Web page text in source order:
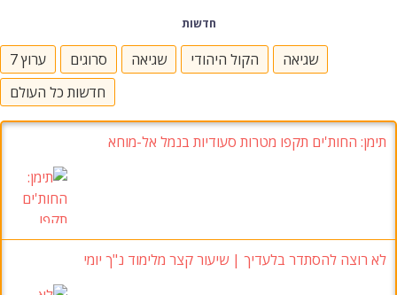
חדשות
ערוץ 7 סרוגים שגיאה הקול היהודי
שגיאה
חדשות כל העולם
תימן: החות'ים תקפו מטרות סעודיות בנמל אל-מוחא
לא רוצה להסתדר בלעדיך | שיעור קצר מלימוד נ"ך יומי